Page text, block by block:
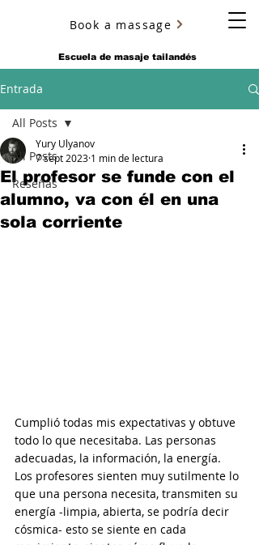
Escuela de masaje tailandés
YURY ULYANOV
Book a massage
Entrada
All Posts
Reseñas
All Posts
El profesor se funde con el
alumno, va con él en una
sola corriente
Yury Ulyanov
7 sept 2023 1 min de lectura
Cumplió todas mis expectativas y obtuve
todo lo que necesitaba. Las personas
adecuadas, la información, la energía.
Los profesores sienten muy sutilmente lo
que una persona necesita, transmiten su
energía -limpia, abierta, se podría decir
cósmica- esto se siente en cada